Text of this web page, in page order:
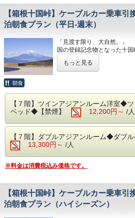
・夕食 17:30～21:00（最終
・朝食 7:00～ 9:30（最終入
予約状況に応じて入場時間
ます。
◆大浴場
良質な熱海温泉を是非ご堪能
・15:00～24:00（最終入場
・ 6:00～10:30（最終入場
◆エステ・岩盤浴・貸切露天
事前予約制でございます。
詳細につきましては＜0557-
ださい。
お部屋から見る景色は「感
相模湾の朝焼けや熱海の夜
◆お部屋
相模湾から昇る朝日や熱海
※３歳未満のお子様がいらっ
ご記入ください。
朝食は相模湾から昇る朝日
な夜景を目の前に、当館のビ
※日が暮れる頃に、海を見な
※体験型の浜焼きやピザ焼き
※内容・品数は時期によって
予めご了承くださいませ。
・夕食 17:30～21:00（最終
・朝食 7:00～ 9:30（最終入
【箱根十国峠】ケーブルカー乗車引
泊朝食プラン（平日‐週末）
「見渡す限り、大自然。」
国の登録記念物となった十
占め。
是非、十国峠でしか味わえな
＊十国峠にて引換の期間は、
す。
があります。
詳細は＜0557-83-6211＞ま
お部屋から見る景色は「感
相模湾の朝焼けや熱海の夜
◆お部屋
もっと見る
朝食
【７階】ツインアジアンルーム洋室◆
ベッド◆【禁煙】
12,200円～ /人
【７階】ダブルアジアンルーム◆ダブ
13,300円～ /人
※料金は消費税込み価格です。
【箱根十国峠】ケーブルカー乗車引
泊朝食プラン（ハイシーズン）